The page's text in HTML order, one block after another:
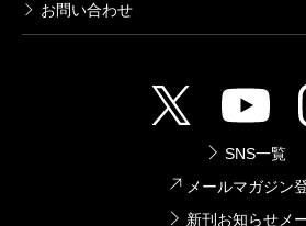
お問い合わせ
SNS一覧
メールマガジン
新刊お知らせメ